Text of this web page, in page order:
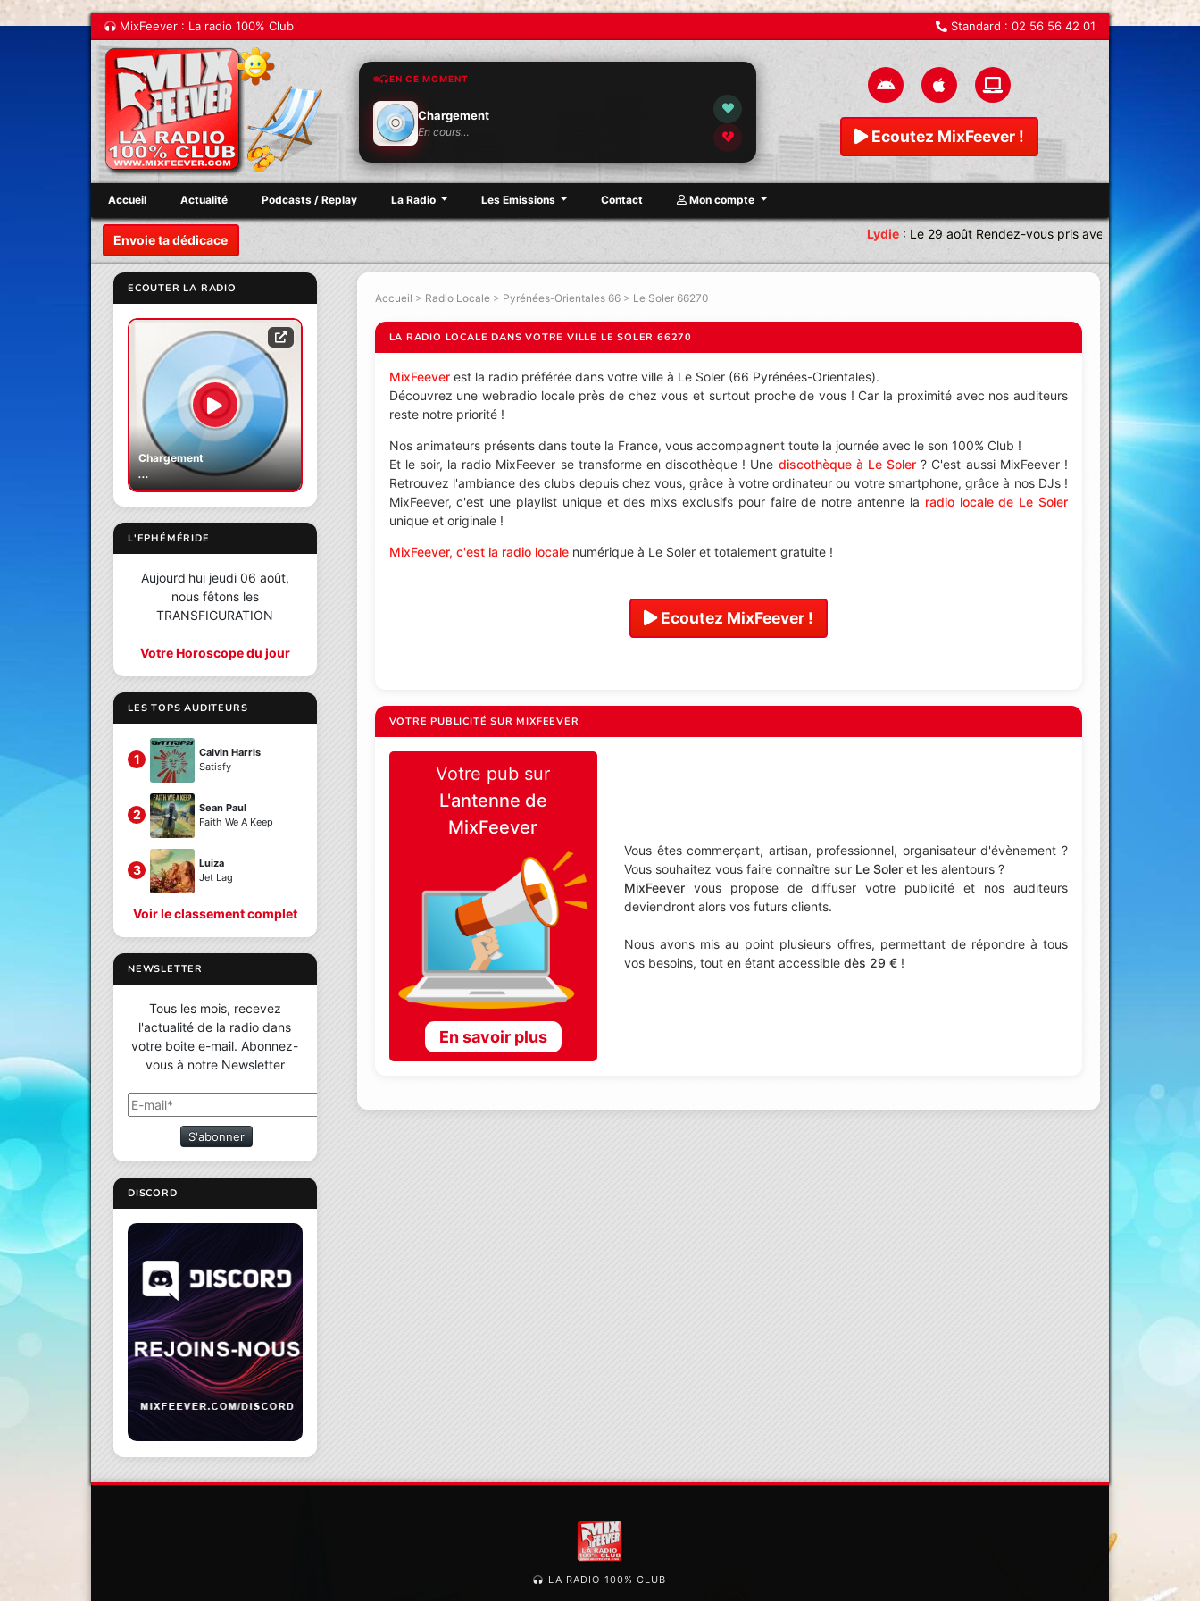
MixFeever : La radio 100% Club Standard : 02 56 56 42 01
EN CE MOMENT
Chargement
En cours… Ecoutez MixFeever !
Accueil Actualité Podcasts / Replay La Radio Les Emissions Contact Mon compte
Envoie ta dédicace Lydie:Le 29 août Rendez-vous pris avec une équipe
ECOUTER LA RADIO
Chargement
...
L'EPHÉMÉRIDE
Aujourd'hui jeudi 06 août,
nous fêtons les
TRANSFIGURATION
Votre Horoscope du jour
LES TOPS AUDITEURS
1
Calvin Harris
Satisfy
2
Sean Paul
Faith We A Keep
3
Luiza
Jet Lag
Voir le classement complet
NEWSLETTER
Tous les mois, recevez
l'actualité de la radio dans
votre boite e-mail. Abonnez-
vous à notre Newsletter
S'abonner
DISCORD
Accueil > Radio Locale> Pyrénées-Orientales 66> Le Soler 66270
LA RADIO LOCALE DANS VOTRE VILLE LE SOLER 66270
MixFeeverest la radio préférée dans votre ville à Le Soler (66 Pyrénées-Orientales).
Découvrez une webradio locale près de chez vous et surtout proche de vous ! Car la proximité avec nos auditeurs
reste notre priorité !
Nos animateurs présents dans toute la France, vous accompagnent toute la journée avec le son 100% Club !
Et le soir, la radio MixFeever se transforme en discothèque ! Une discothèque à Le Soler ? C'est aussi MixFeever !
Retrouvez l'ambiance des clubs depuis chez vous, grâce à votre ordinateur ou votre smartphone, grâce à nos DJs !
MixFeever, c'est une playlist unique et des mixs exclusifs pour faire de notre antenne la radio locale de Le Soler
unique et originale !
MixFeever, c'est la radio localenumérique à Le Soler et totalement gratuite !
Ecoutez MixFeever !
VOTRE PUBLICITÉ SUR MIXFEEVER
Votre pub sur
L'antenne de
MixFeever
En savoir plus
Vous êtes commerçant, artisan, professionnel, organisateur d'évènement ?
Vous souhaitez vous faire connaître sur Le Soler et les alentours ?
MixFeever vous propose de diffuser votre publicité et nos auditeurs
deviendront alors vos futurs clients.
Nous avons mis au point plusieurs offres, permettant de répondre à tous
vos besoins, tout en étant accessibledès 29 € !
LA RADIO 100% CLUB